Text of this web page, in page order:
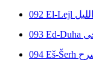
092 El-Lejl الليل
093 Ed-Duha
094 Eš-Šerh